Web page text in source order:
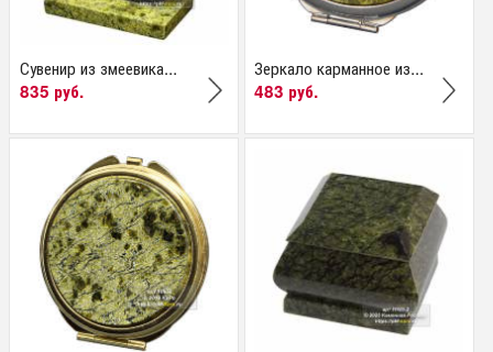
Сувенир из змеевика...
835 руб.
Зеркало карманное из...
483 руб.